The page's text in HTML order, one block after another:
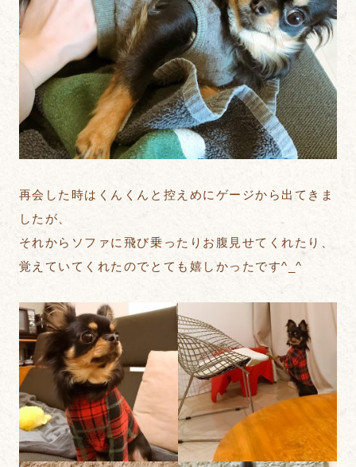
再会した時はくんくんと控えめにゲージから出てきま
したが、
それからソファに飛び乗ったりお腹見せてくれたり、
覚えていてくれたのでとても嬉しかったです^_^